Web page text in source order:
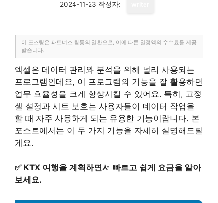
2024-11-23 작성자:
이 포스팅은 파트너스 활동의 일환으로, 이에 따른 일정액의 수수료를 제공
받습니다.
엑셀은 데이터 관리와 분석을 위해 널리 사용되는
프로그램인데요, 이 프로그램의 기능을 잘 활용하면
업무 효율성을 크게 향상시킬 수 있어요. 특히, 고정
셀 설정과 시트 보호는 사용자들이 데이터 작업을
할 때 자주 사용하게 되는 유용한 기능이랍니다. 본
포스트에서는 이 두 가지 기능을 자세히 설명해드릴
게요.
✅ KTX 여행을 계획하면서 빠르고 쉽게 요금을 알아
보세요.